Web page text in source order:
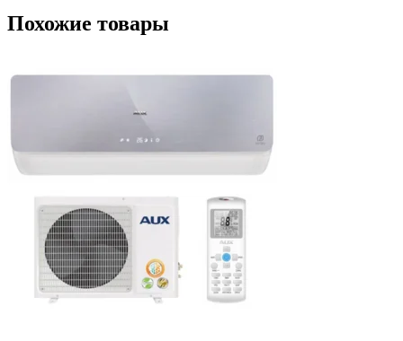
Похожие товары